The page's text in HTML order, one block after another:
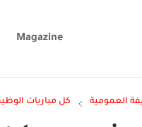
Magazine
العمومية كل مباريات